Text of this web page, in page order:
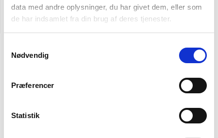
data med andre oplysninger, du har givet dem, eller som
de har indsamlet fra din brug af deres tjenester.
Nødvendig
Præferencer
Statistik
Holdning
mere information?